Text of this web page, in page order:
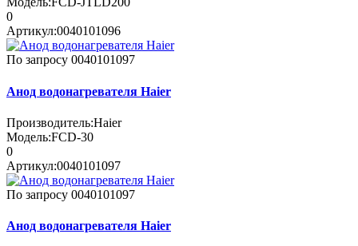
0
Артикул:0040101096
По запросу 0040101097
Анод водонагревателя Haier
Производитель:Haier
Модель:FCD-30
0
Артикул:0040101097
По запросу 0040101097
Анод водонагревателя Haier